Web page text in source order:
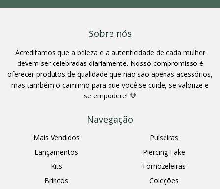
Sobre nós
Acreditamos que a beleza e a autenticidade de cada mulher
devem ser celebradas diariamente. Nosso compromisso é
oferecer produtos de qualidade que não são apenas acessórios,
mas também o caminho para que você se cuide, se valorize e
se empodere! 💚
Navegação
Mais Vendidos
Lançamentos
Kits
Brincos
Pulseiras
Piercing Fake
Tornozeleiras
Coleções